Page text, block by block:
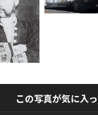
この写真が気に入